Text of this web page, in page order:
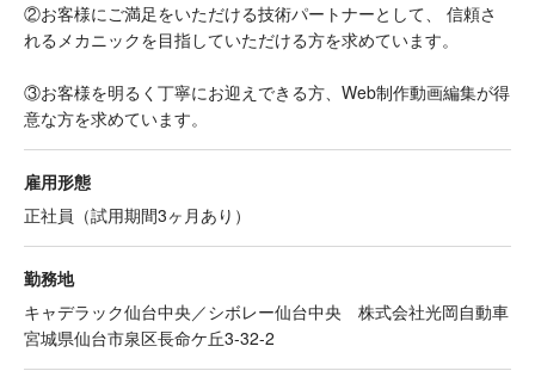
②お客様にご満足をいただける技術パートナーとして、 信頼さ
れるメカニックを目指していただける方を求めています。
③お客様を明るく丁寧にお迎えできる方、Web制作動画編集が得
意な方を求めています。
雇用形態
正社員（試用期間3ヶ月あり）
勤務地
キャデラック仙台中央／シボレー仙台中央 株式会社光岡自動車
宮城県仙台市泉区長命ケ丘3-32-2